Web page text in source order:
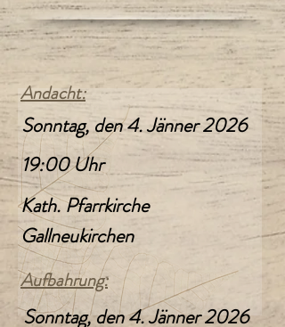
Andacht:
Sonntag, den 4. Jänner 2026
19:00 Uhr
Kath. Pfarrkirche
Gallneukirchen
Aufbahrung:
Sonntag, den 4. Jänner 2026